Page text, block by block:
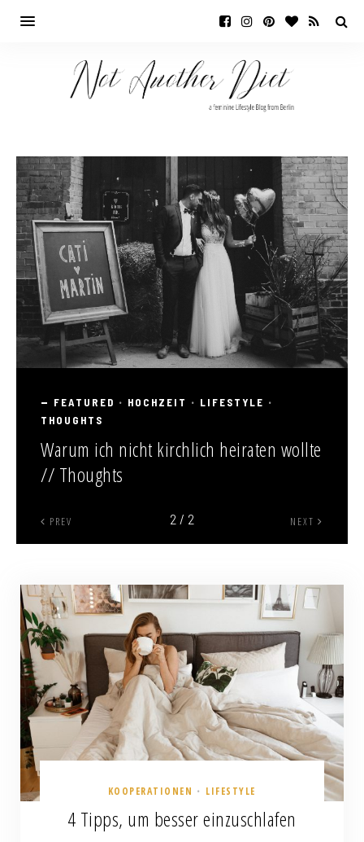
FEATURED • HOCHZEIT • LIFESTYLE •
THOUGHTS
Warum ich nicht kirchlich heiraten wollte
// Thoughts
PREV NEXT
2 / 2
KOOPERATIONEN • LIFESTYLE
4 Tipps, um besser einzuschlafen